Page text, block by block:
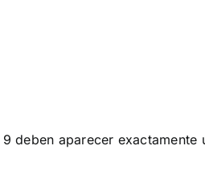
deben aparecer exactamente